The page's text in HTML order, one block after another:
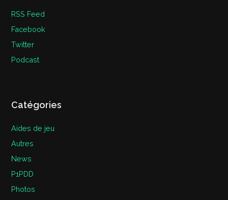
RSS Feed
Facebook
Twitter
Podcast
Catégories
Aides de jeu
Autres
News
P1PDD
Photos